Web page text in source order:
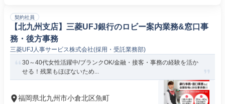
契約社員
【北九州支店】三菱UFJ銀行のロビー案内業務&窓口事
務・後方事務
三菱UFJ人事サービス株式会社(採用・受託業務部)
30～40代女性活躍中/ブランクOK/金融・接客・事務の経験を活か
せる！残業もほぼないため...
福岡県北九州市小倉北区魚町